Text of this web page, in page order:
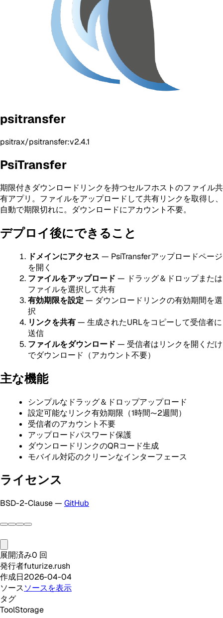
psitransfer
psitrax/psitransfer:v2.4.1
PsiTransfer
期限付きダウンロードリンクを持つセルフホストのファイル共
有アプリ。ファイルをアップロードして共有リンクを取得し、
自動で期限切れに。ダウンロードにアカウント不要。
デプロイ後にできること
ドメインにアクセス — PsiTransferアップロードページ
を開く
ファイルをアップロード — ドラッグ＆ドロップまたは
ファイルを選択して共有
有効期限を設定 — ダウンロードリンクの有効期間を選
択
リンクを共有— 生成されたURLをコピーして受信者に
送信
ファイルをダウンロード — 受信者はリンクを開くだけ
でダウンロード（アカウント不要）
主な機能
シンプルなドラッグ＆ドロップアップロード
設定可能なリンク有効期限（1時間〜2週間）
受信者のアカウント不要
アップロードパスワード保護
ダウンロードリンクのQRコード生成
モバイル対応のクリーンなインターフェース
ライセンス
BSD-2-Clause — GitHub
展開済み0 回
発行者futurize.rush
作成日2026-04-04
ソースソースを表示
タグ
ToolStorage